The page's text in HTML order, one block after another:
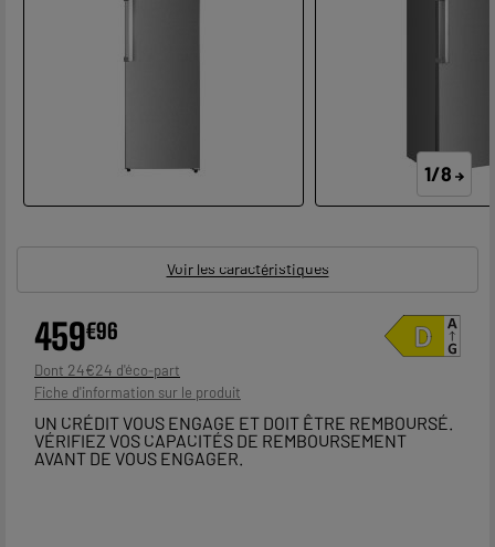
1/8
Voir les caractéristiques
459€96
Dont 24€24
Fiche d'information sur le produit
UN CRÉDIT VOUS ENGAGE ET DOIT ÊTRE REMBOURSÉ.
VÉRIFIEZ VOS CAPACITÉS DE REMBOURSEMENT
AVANT DE VOUS ENGAGER.